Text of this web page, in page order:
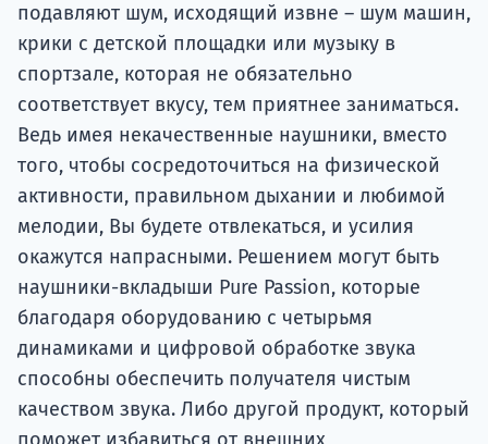
подавляют шум, исходящий извне – шум машин,
крики с детской площадки или музыку в
спортзале, которая не обязательно
соответствует вкусу, тем приятнее заниматься.
Ведь имея некачественные наушники, вместо
того, чтобы сосредоточиться на физической
активности, правильном дыхании и любимой
мелодии, Вы будете отвлекаться, и усилия
окажутся напрасными. Решением могут быть
наушники-вкладыши Pure Passion, которые
благодаря оборудованию с четырьмя
динамиками и цифровой обработке звука
способны обеспечить получателя чистым
качеством звука. Либо другой продукт, который